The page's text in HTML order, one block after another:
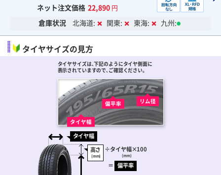
ネット注文価格 22,890 円
倉庫状況 北海道: 関東: 東海: 九州:
タイヤサイズの見方
タイヤサイズは､下記のようにタイヤ側面に
表示されていますので､ご確認ください。
タイヤ幅
偏平率 リム径
タイヤ幅
高さ
(mm)
÷タイヤ幅
(mm)
×100
＝ 偏平率